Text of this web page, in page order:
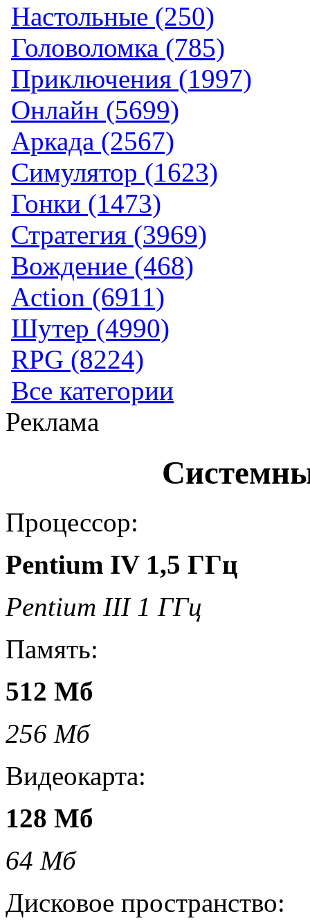
Настольные (250)
Головоломка (785)
Приключения (1997)
Онлайн (5699)
Аркада (2567)
Симулятор (1623)
Гонки (1473)
Стратегия (3969)
Вождение (468)
Action (6911)
Шутер (4990)
RPG (8224)
Все категории
Реклама
Процессор:
Pentium IV 1,5 ГГц
Pentium III 1 ГГц
Память:
512 Мб
256 Мб
Видеокарта:
128 Мб
64 Мб
Дисковое пространство: